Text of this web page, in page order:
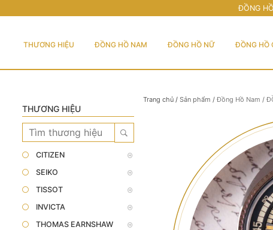
ĐỒNG
THƯƠNG HIỆU ĐỒNG HỒ NAM ĐỒNG HỒ NỮ ĐỒNG HỒ
THƯƠNG HIỆU
CITIZEN
SEIKO
TISSOT
INVICTA
THOMAS EARNSHAW
Trang chủ/ Sản phẩm / Đồng Hồ Nam /